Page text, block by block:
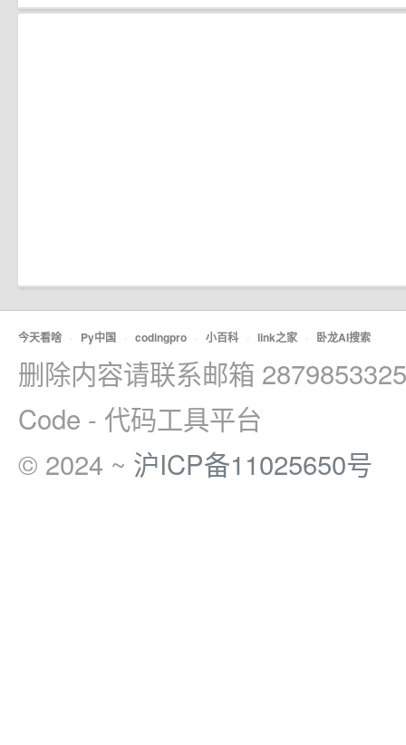
今天看啥 · Py中国 · codingpro · 小百科 · link之家 · 卧龙AI搜索
删除内容请联系邮箱
Code - 代码工具平台
© 2024 ~ 沪ICP备11025650号